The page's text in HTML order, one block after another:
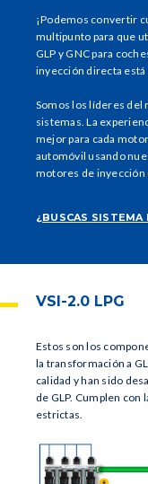
¡Podemos convertir
multipunto para que
GLP y GNC para
inyección directa
Somos los líderes del
sistemas. La
mejor para cada
automóvil usando
motores de inyección
¿BUSCAS SISTEMA
VSI-2.0 LPG
Estos son los
la transformación a
calidad y han sido
de GLP. Cumplen
estrictas.